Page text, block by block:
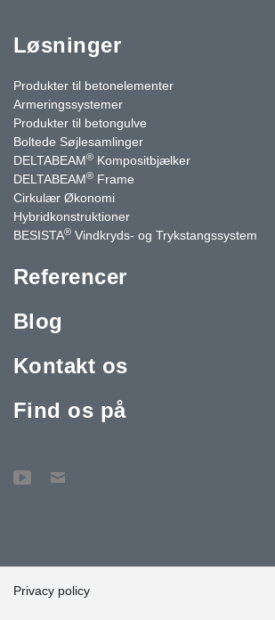
Løsninger
Produkter til betonelementer
Armeringssystemer
Produkter til betongulve
Boltede Søjlesamlinger
DELTABEAM® Kompositbjælker
DELTABEAM® Frame
Cirkulær Økonomi
Hybridkonstruktioner
BESISTA® Vindkryds- og Trykstangssystem
Referencer
Blog
Kontakt os
Find os på
Privacy policy